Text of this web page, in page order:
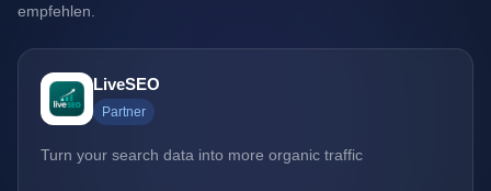
empfehlen.
LiveSEO
Partner
Turn your search data into more organic traffic